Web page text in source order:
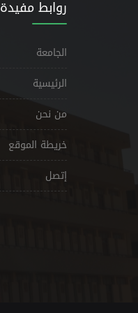
روابط مفيدة
الجامعة
الرئيسية
من نحن
خريطة الموقع
إتصل